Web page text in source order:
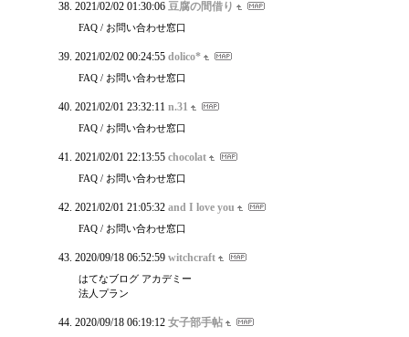
2021/02/02 01:30:06 豆腐の間借り
FAQ / お問い合わせ窓口
2021/02/02 00:24:55 dolico*
FAQ / お問い合わせ窓口
2021/02/01 23:32:11 n.31
FAQ / お問い合わせ窓口
2021/02/01 22:13:55 chocolat
FAQ / お問い合わせ窓口
2021/02/01 21:05:32 and I love you
FAQ / お問い合わせ窓口
2020/09/18 06:52:59 witchcraft
はてなブログ アカデミー
法人プラン
2020/09/18 06:19:12 女子部手帖